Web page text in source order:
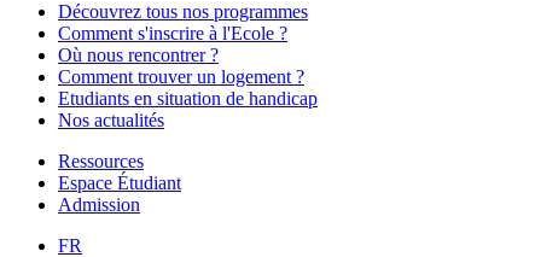
Découvrez tous nos programmes
Comment s'inscrire à l'Ecole ?
Où nous rencontrer ?
Comment trouver un logement ?
Etudiants en situation de handicap
Nos actualités
Ressources
Espace Étudiant
Admission
FR